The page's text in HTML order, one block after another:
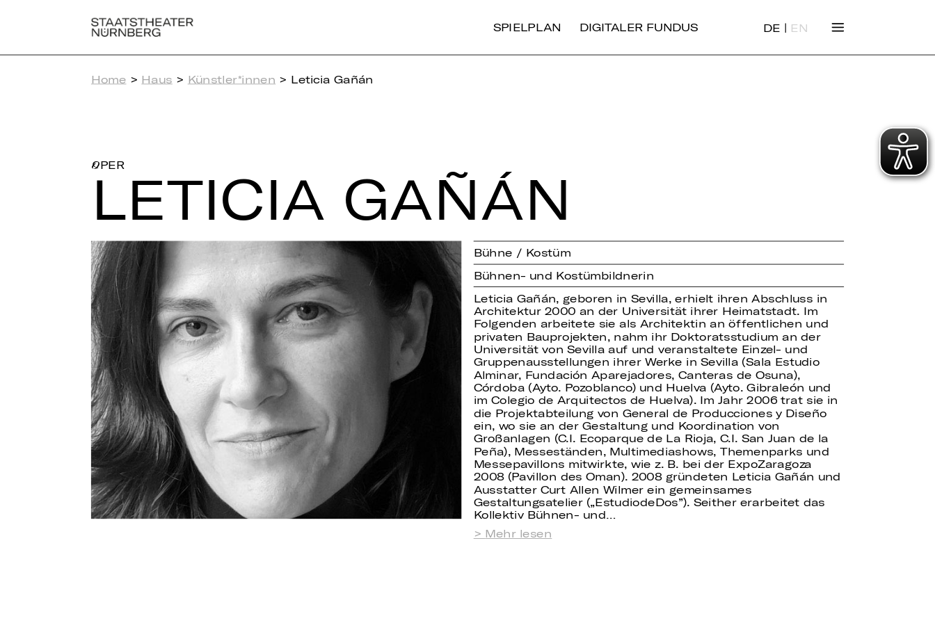
SPIELPLAN DIGITALER FUNDUS DE | EN
Home > Haus > Künstler*innen > Leticia Gañán
OPER
LE­TI­CIA GAÑÁN
Bühne / Kostüm
Bühnen- und Kostümbildnerin
Leticia Gañán, geboren in Sevilla, erhielt ihren Abschluss in
Architektur 2000 an der Universität ihrer Heimatstadt. Im
Folgenden arbeitete sie als Architektin an öffentlichen und
privaten Bauprojekten, nahm ihr Doktoratsstudium an der
Universität von Sevilla auf und veranstaltete Einzel- und
Gruppenausstellungen ihrer Werke in Sevilla (Sala Estudio
Alminar, Fundación Aparejadores, Canteras de Osuna),
Córdoba (Ayto. Pozoblanco) und Huelva (Ayto. Gibraleón und
im Colegio de Arquitectos de Huelva). Im Jahr 2006 trat sie in
die Projektabteilung von General de Producciones y Diseño
ein, wo sie an der Gestaltung und Koordination von
Großanlagen (C.I. Ecoparque de La Rioja, C.I. San Juan de la
Peña), Messeständen, Multimediashows, Themenparks und
Messepavillons mitwirkte, wie z. B. bei der ExpoZaragoza
2008 (Pavillon des Oman). 2008 gründeten Leticia Gañán und
Ausstatter Curt Allen Wilmer ein gemeinsames
Gestaltungsatelier („EstudiodeDos”). Seither erarbeitet das
Kollektiv Bühnen- und…
Mehr lesen